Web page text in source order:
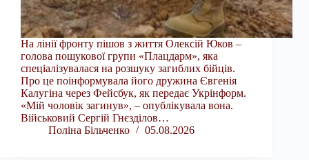
На лінії фронту пішов з життя Олексій Юков –
голова пошукової групи «Плацдарм», яка
спеціалізувалася на розшуку загиблих бійців.
Про це поінформувала його дружина Євгенія
Калугіна через Фейсбук, як передає Укрінформ.
«Мій чоловік загинув», – опублікувала вона.
Військовий Сергій Гнєзділов…
Поліна Більченко
05.08.2026